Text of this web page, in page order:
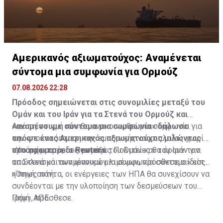
Αμερικανός αξιωματούχος: Αναμένεται
σύντομα μια συμφωνία για Ορμούζ
07.08.2026 22:28
Πρόοδος σημειώνεται στις συνομιλίες μεταξύ του
Ομάν και του Ιράν για τα Στενά του Ορμούζ και
«αναμένουμε σύντομα μια συμφωνία» δήλωσε
απόψε ένας Αμερικανός αξιωματούχος μιλώντας
στο πρακτορείο Reuters.
Από τη στιγμή που θα ανακοινωθεί μια συμφωνία για
την αποκατάσταση της εμπορικής ναυσιπλοΐας χωρίς
προσκόμματα, οι Ηνωμένες Πολιτείες θα άρουν τον
αποκλεισμό των ιρανικών λιμένων, πρόσθεσε ο ίδιος.
«Υπάρχει πρόοδος μεταξύ του Ομάν και του Ιράν για
τα Στενά και αναμένουμε μια συμφωνία σύντομα» είπε
η πηγή αυτή.
«Όπως πάντα, οι ενέργειες των ΗΠΑ θα συνεχίσουν να
συνδέονται με την υλοποίηση των δεσμεύσεων του
Ιράν», πρόσθεσε.
Πηγή: ΑΠΕ